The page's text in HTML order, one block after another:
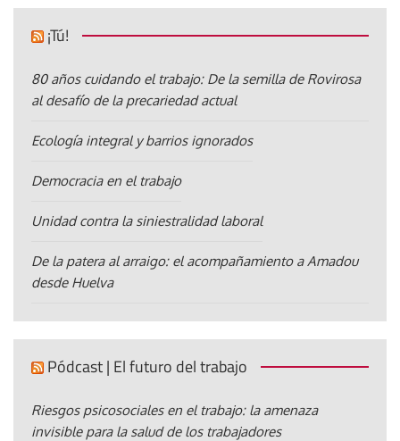
¡Tú!
80 años cuidando el trabajo: De la semilla de Rovirosa
al desafío de la precariedad actual
Ecología integral y barrios ignorados
Democracia en el trabajo
Unidad contra la siniestralidad laboral
De la patera al arraigo: el acompañamiento a Amadou
desde Huelva
Pódcast | El futuro del trabajo
Riesgos psicosociales en el trabajo: la amenaza
invisible para la salud de los trabajadores